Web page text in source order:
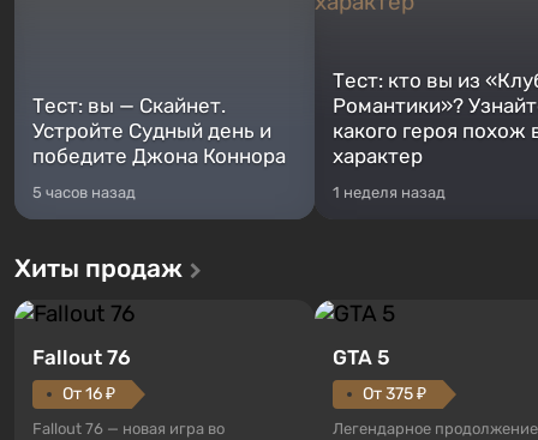
Тест: вы — Скайнет.
Устройте Судный день и
победите Джона Коннора
5 часов назад
Тест: кто вы из
Романтики»?
какого героя похож
характер
1 неделя назад
Хиты продаж
Fallout 76
От 16 ₽
Fallout 76 — новая игра во
GTA 5
От 375 ₽
Легендарное продолжение